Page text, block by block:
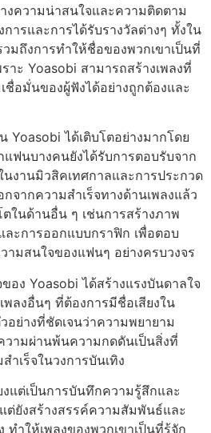
งความน่าสนใจและความติดตาม
ารและการได้รับรางวัลต่างๆ ทั้งใน
วมถึงการทำให้ชื่อของพวกเขาเป็นที่
าะ Yoasobi สามารถสร้างเพลงที่
ชื่อมั่นของผู้ฟังได้อย่างถูกต้องและ
Yoasobi ได้เติบโตอย่างมากโดย
ฟนบางคนยังได้รับการตอบรับจาก
งานมิวสิคเทศกาลและการประกวด
จากความสำเร็จทางด้านเพลงแล้ว
ตในด้านอื่น ๆ เช่นการสร้างภาพ
ละการออกแบบกราฟิก เพื่อตอบ
ามสนใจของแฟนๆ อย่างครบวงจร
อง Yoasobi ได้สร้างแรงบันดาลใจ
ลงอื่นๆ ที่ต้องการมีชื่อเสียงใน
อย่างที่ชัดเจนว่าความพยายาม
ามผ่านพ้นความกดดันเป็นสิ่งที่
เร็จในวงการบันเทิง
งแต่เป็นการบันทึกความรู้สึกและ
ต่ยังสร้างสรรค์ความสัมพันธ์และ
ทำให้เพลงของพวกเขาเป็นที่รู้จัก